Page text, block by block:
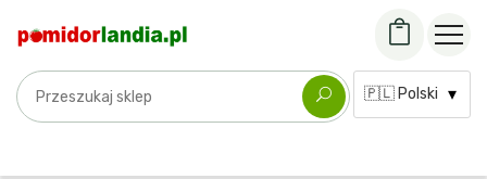
Język:
Szukaj odmiany